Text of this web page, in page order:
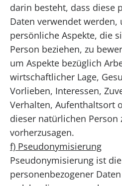
darin besteht, dass diese
Daten verwendet
persönliche Aspekte, die
Person beziehen, zu
um Aspekte bezüglich
wirtschaftlicher Lage,
Vorlieben, Interessen,
Verhalten, Aufenthaltsort
dieser natürlichen Person
vorherzusagen.
f) Pseudonymisierung
Pseudonymisierung ist
personenbezogener